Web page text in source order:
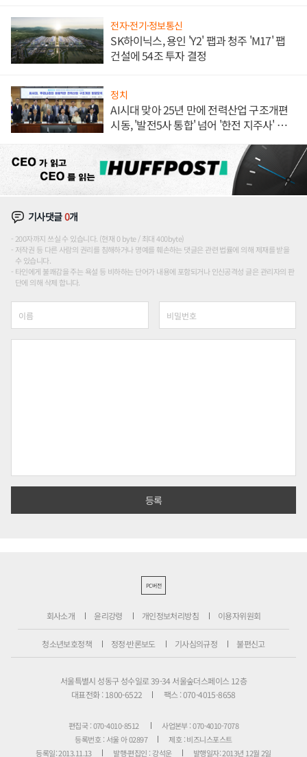
전자·전기·정보통신
SK하이닉스, 용인 'Y2' 팹과 청주 'M17' 팹
건설에 54조 투자 결정
정치
AI시대 맞아 25년 만에 전력산업 구조개편
시동, '발전5사 통합' 넘어 '한전 지주사' 재편
기사댓글0개
200자까지 쓰실 수 있습니다. (현재 0 byte / 최대 400byte)
저작권 등 다른 사람의 권리를 침해하거나 명예를 훼손하는 댓글은 관련 법률에 의해 제재를 받을
수 있습니다.
타인에게 불쾌감을 주는 욕설 등 비하하는 단어가 내용에 포함되거나 인신공격성 글은 관리자의 판
단에 의해 삭제 합니다.
PC버전
회사소개 윤리강령 개인정보처리방침 이용자위원회
청소년보호정책 정정·반론보도 기사심의규정 불편신고
서울특별시 성동구 성수일로 39-34 서울숲더스페이스 12층
대표전화 : 1800-6522
팩스 : 070-4015-8658
편집국 : 070-4010-8512
사업본부 : 070-4010-7078
등록번호 : 서울 아 02897
제호 : 비즈니스포스트
등록일: 2013.11.13
발행·편집인 : 강석운 발행일자: 2013년 12월 2일